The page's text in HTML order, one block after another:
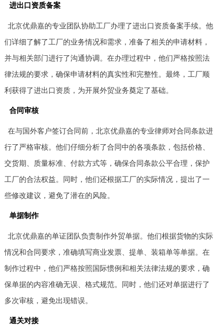
进出口资质备案
北京优鼎嘉的专业团队协助工厂办理了进出口资质备案手续。他
们详细了解了工厂的业务情况和需求，准备了相关的申请材料，
并与相关部门进行了沟通协调。在办理过程中，他们严格按照法
律法规的要求，确保申请材料的真实性和完整性。最终，工厂顺
利获得了进出口资质，为开展外贸业务奠定了基础。
合同审核
在与国外客户签订合同前，北京优鼎嘉的专业律师对合同条款进
行了严格审核。他们仔细分析了合同中的各项条款，包括价格、
交货期、质量标准、付款方式等，确保合同条款公平合理，保护
工厂的合法权益。同时，他们还根据工厂的实际情况，提出了一
些修改建议，避免了潜在的风险。
单据制作
北京优鼎嘉的单证团队负责制作外贸单据。他们根据货物的实际
情况和合同要求，准确填写商业发票、提单、装箱单等单据。在
制作过程中，他们严格按照国际惯例和相关法律法规的要求，确
保单据的内容准确无误、格式规范。同时，他们还对单据进行了
多次审核，避免出现错误。
通关对接